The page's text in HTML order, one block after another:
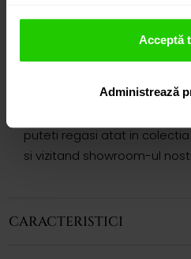
Acceptă
Administrează
oricarei tinute.
puteti regasi atat in
si vizitand showroom-ul
CARACTERISTICI